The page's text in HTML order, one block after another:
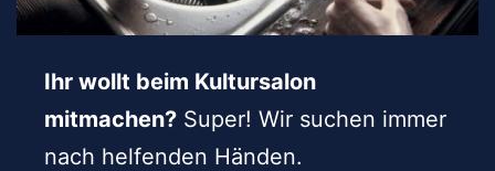
Ihr wollt beim Kultursalon
mitmachen? Super! Wir suchen immer
nach helfenden Händen.